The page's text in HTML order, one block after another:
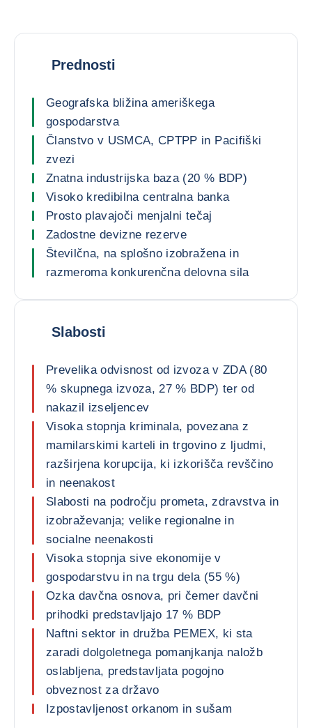
Prednosti
Geografska bližina ameriškega
gospodarstva
Članstvo v USMCA, CPTPP in Pacifiški
zvezi
Znatna industrijska baza (20 % BDP)
Visoko kredibilna centralna banka
Prosto plavajoči menjalni tečaj
Zadostne devizne rezerve
Številčna, na splošno izobražena in
razmeroma konkurenčna delovna sila
Slabosti
Prevelika odvisnost od izvoza v ZDA (80
% skupnega izvoza, 27 % BDP) ter od
nakazil izseljencev
Visoka stopnja kriminala, povezana z
mamilarskimi karteli in trgovino z ljudmi,
razširjena korupcija, ki izkorišča revščino
in neenakost
Slabosti na področju prometa, zdravstva in
izobraževanja; velike regionalne in
socialne neenakosti
Visoka stopnja sive ekonomije v
gospodarstvu in na trgu dela (55 %)
Ozka davčna osnova, pri čemer davčni
prihodki predstavljajo 17 % BDP
Naftni sektor in družba PEMEX, ki sta
zaradi dolgoletnega pomanjkanja naložb
oslabljena, predstavljata pogojno
obveznost za državo
Izpostavljenost orkanom in sušam